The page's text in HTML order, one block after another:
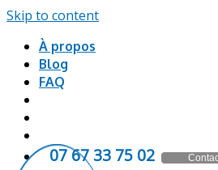
Skip to content
À propos
Blog
FAQ
20 57 33 76 70